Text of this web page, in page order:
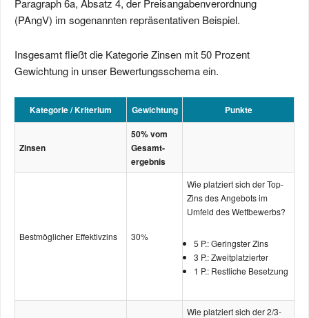
(PAngV) im sogenannten repräsentativen Beispiel.
Insgesamt fließt die Kategorie Zinsen mit 50 Prozent
Gewichtung in unser Bewertungsschema ein.
Kategorie / Kriterium Gewichtung Punkte
Zinsen
50% vom
Gesamt­­
ergebnis
Bestmöglicher Effektivzins 30%
Wie platziert sich der Top-
Zins des Angebots im
Umfeld des Wettbewerbs?
5 P.: Geringster Zins
3 P.: Zweitplatzierter
1 P.: Restliche Besetzung
Wie platziert sich der 2/3-